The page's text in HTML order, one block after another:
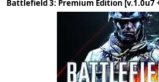
Battlefield 3: Premium Edition [v.1.0u7